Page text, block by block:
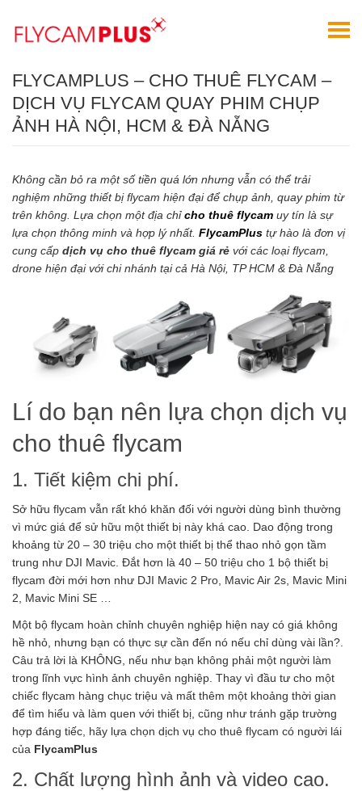
FLYCAMPLUS – CHO THUÊ FLYCAM –
DỊCH VỤ FLYCAM QUAY PHIM CHỤP
ẢNH HÀ NỘI, HCM & ĐÀ NẴNG
Không cần bỏ ra một số tiền quá lớn nhưng vẫn có thể trải
nghiệm những thiết bị flycam hiện đại để chụp ảnh, quay phim từ
trên không. Lựa chọn một địa chỉcho thuê flycam uy tín là sự
lựa chọn thông minh và hợp lý nhất. FlycamPlus tự hào là đơn vị
cung cấp dịch vụ cho thuê flycam giá rẻ với các loại flycam,
drone hiện đại với chi nhánh tại cả Hà Nội, TP HCM & Đà Nẵng
Lí do bạn nên lựa chọn dịch vụ
cho thuê flycam
1. Tiết kiệm chi phí.
Sở hữu flycam vẫn rất khó khăn đối với người dùng bình thường
vì mức giá để sử hữu một thiết bị này khá cao. Dao động trong
khoảng từ 20 – 30 triệu cho một thiết bị thể thao nhỏ gọn tầm
trung như DJI Mavic. Đắt hơn là 40 – 50 triệu cho 1 bộ thiết bị
flycam đời mới hơn như DJI Mavic 2 Pro, Mavic Air 2s, Mavic Mini
2, Mavic Mini SE …
Một bộ flycam hoàn chỉnh chuyên nghiệp hiện nay có giá không
hề nhỏ, nhưng bạn có thực sự cần đến nó nếu chỉ dùng vài lần?.
Câu trả lời là KHÔNG, nếu như bạn không phải một người làm
trong lĩnh vực hình ảnh chuyên nghiệp. Thay vì đầu tư cho một
chiếc flycam hàng chục triệu và mất thêm một khoảng thời gian
để tìm hiểu và làm quen với thiết bị, cũng như tránh gặp trường
hợp đáng tiếc, hãy lựa chọn dịch vụ cho thuê flycam có người lái
của FlycamPlus
2. Chất lượng hình ảnh và video cao.